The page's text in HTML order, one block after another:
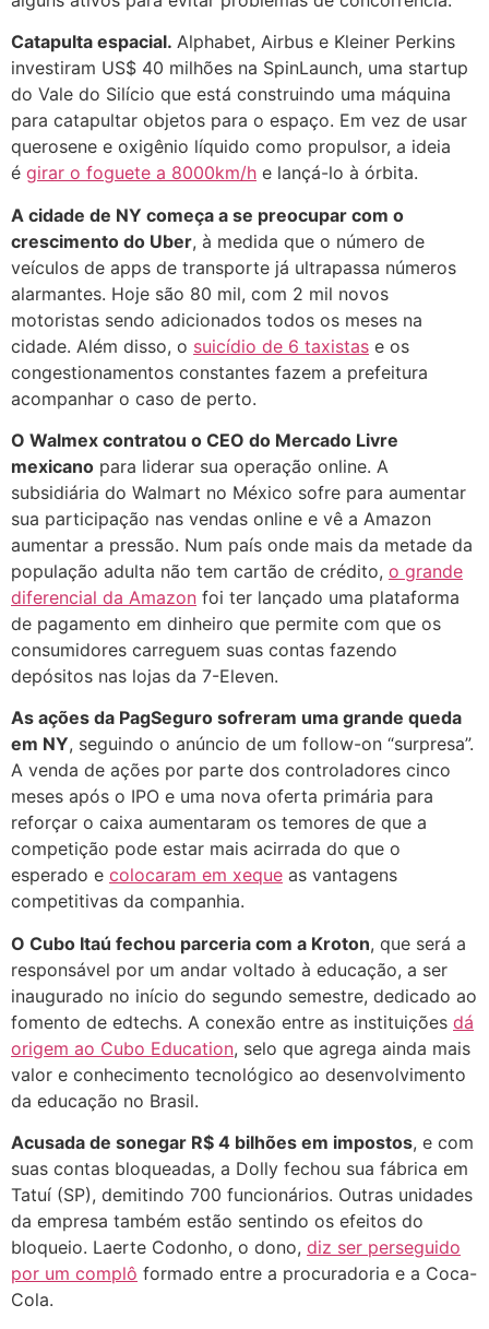
Catapulta espacial. Alphabet, Airbus e Kleiner Perkins
investiram US$ 40 milhões na SpinLaunch, uma startup
do Vale do Silício que está construindo uma máquina
para catapultar objetos para o espaço. Em vez de usar
querosene e oxigênio líquido como propulsor, a ideia
é girar o foguete a 8000km/h e lançá-lo à órbita.
A cidade de NY começa a se preocupar com o
crescimento do Uber, à medida que o número de
veículos de apps de transporte já ultrapassa números
alarmantes. Hoje são 80 mil, com 2 mil novos
motoristas sendo adicionados todos os meses na
cidade. Além disso, o suicídio de 6 taxistas e os
congestionamentos constantes fazem a prefeitura
acompanhar o caso de perto.
O Walmex contratou o CEO do Mercado Livre
mexicano para liderar sua operação online. A
subsidiária do Walmart no México sofre para aumentar
sua participação nas vendas online e vê a Amazon
aumentar a pressão. Num país onde mais da metade da
população adulta não tem cartão de crédito, o grande
diferencial da Amazon foi ter lançado uma plataforma
de pagamento em dinheiro que permite com que os
consumidores carreguem suas contas fazendo
depósitos nas lojas da 7-Eleven.
As ações da PagSeguro sofreram uma grande queda
em NY, seguindo o anúncio de um follow-on “surpresa”.
A venda de ações por parte dos controladores cinco
meses após o IPO e uma nova oferta primária para
reforçar o caixa aumentaram os temores de que a
competição pode estar mais acirrada do que o
esperado e colocaram em xeque as vantagens
competitivas da companhia.
O Cubo Itaú fechou parceria com a Kroton, que será a
responsável por um andar voltado à educação, a ser
inaugurado no início do segundo semestre, dedicado ao
fomento de edtechs. A conexão entre as instituições dá
origem ao Cubo Education, selo que agrega ainda mais
valor e conhecimento tecnológico ao desenvolvimento
da educação no Brasil.
Acusada de sonegar R$ 4 bilhões em impostos, e com
suas contas bloqueadas, a Dolly fechou sua fábrica em
Tatuí (SP), demitindo 700 funcionários. Outras unidades
da empresa também estão sentindo os efeitos do
bloqueio. Laerte Codonho, o dono, diz ser perseguido
por um complô formado entre a procuradoria e a Coca-
Cola.